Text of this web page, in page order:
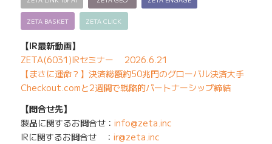
ZETA BASKET ZETA CLICK
【IR最新動画】
ZETA(6031)IRセミナー 2026.6.21
【まさに運命？】決済総額約50兆円のグローバル決済大手
Checkout.comと2週間で戦略的パートナーシップ締結
【問合せ先】
製品に関するお問合せ： info@zeta.inc
IRに関するお問合せ ： ir@zeta.inc